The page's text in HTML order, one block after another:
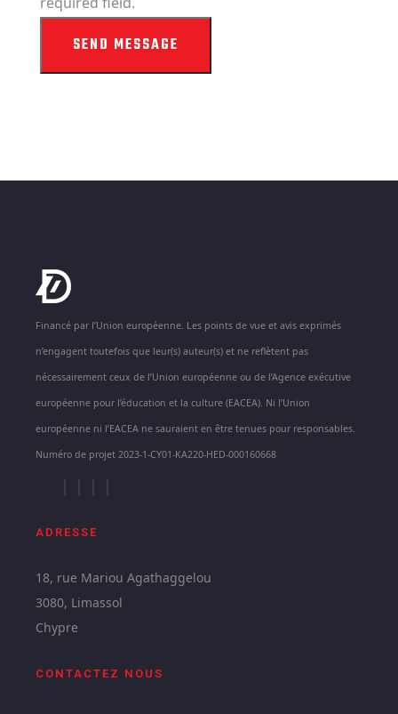
SEND MESSAGE
Financé par l’Union européenne. Les points de vue et avis exprimés
n’engagent toutefois que leur(s) auteur(s) et ne reflètent pas
nécessairement ceux de l’Union européenne ou de l’Agence exécutive
européenne pour l’éducation et la culture (EACEA). Ni l’Union
européenne ni l’EACEA ne sauraient en être tenues pour responsables.
Numéro de projet 2023-1-CY01-KA220-HED-000160668
ADRESSE
18, rue Mariou Agathaggelou
3080, Limassol
Chypre
CONTACTEZ NOUS